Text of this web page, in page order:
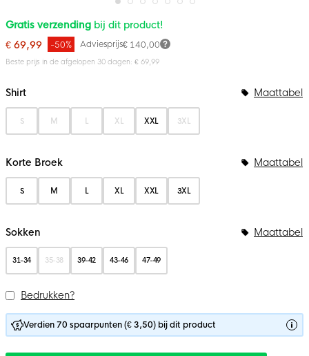
Ga
naar
begin
van
gallerij
Gratis verzending bij dit product!
€ 69,99
Adviesprijs€ 140,00
-50%
Beste prijs in de afgelopen 30 dagen: € 69,99
Shirt Maattabel
S M L XL XXL 3XL
Korte Broek Maattabel
S M L XL XXL 3XL
Sokken Maattabel
31-34 35-38 39-42 43-46 47-49
Bedrukken?
Verdien 70 spaarpunten (€ 3,50) bij dit product